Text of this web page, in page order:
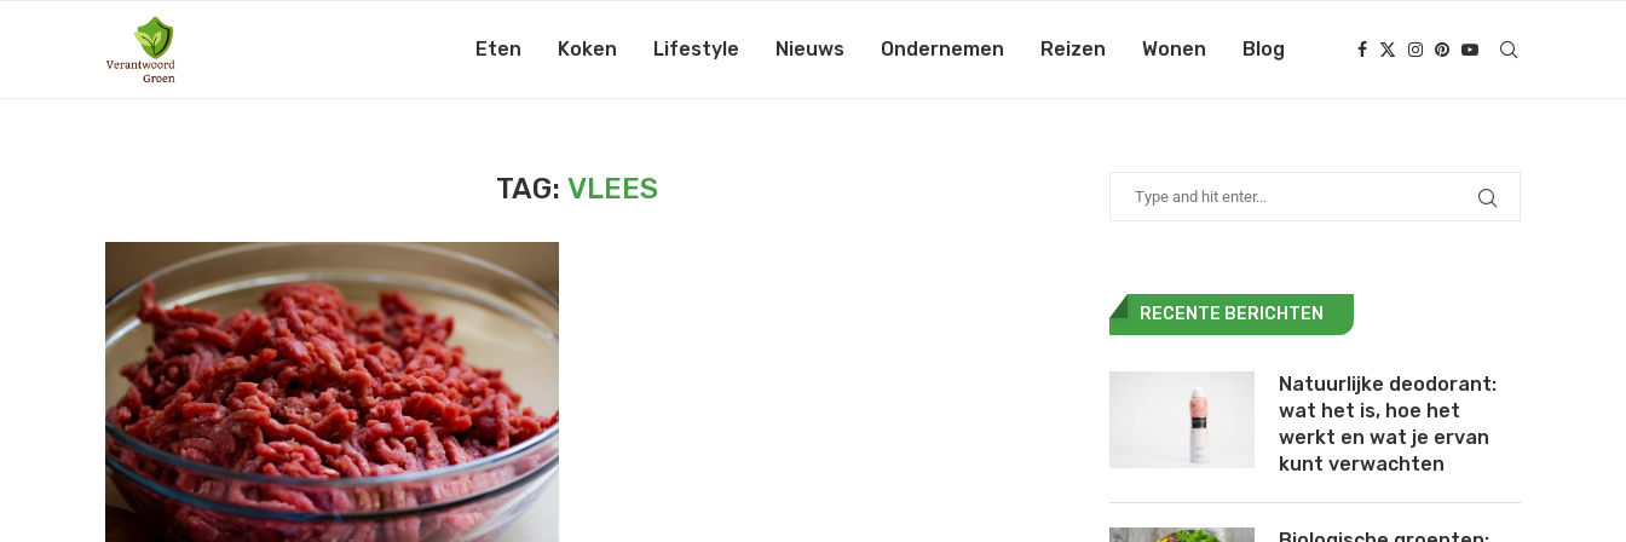
Eten Koken Lifestyle Nieuws Ondernemen Reizen Wonen Blog
TAG: VLEES
RECENTE BERICHTEN
Natuurlijke deodorant:
wat het is, hoe het
werkt en wat je ervan
kunt verwachten